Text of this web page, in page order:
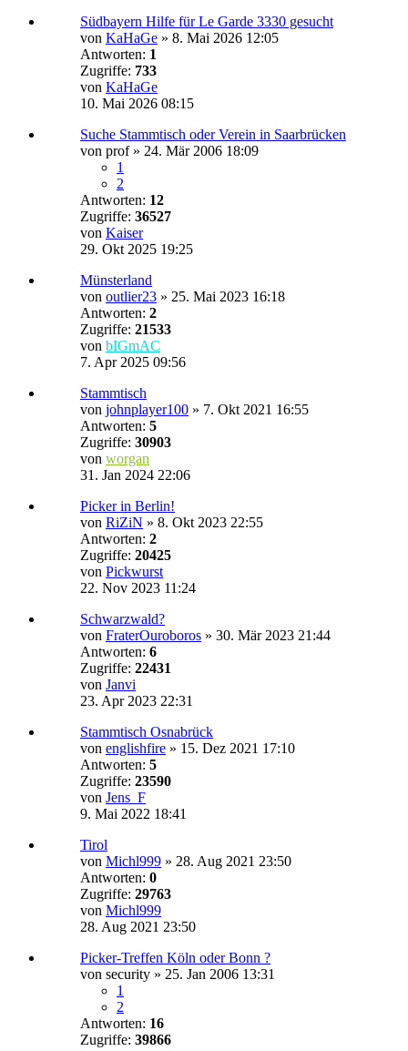
Südbayern Hilfe für Le Garde 3330 gesucht
von KaHaGe » 8. Mai 2026 12:05
Antworten: 1
Zugriffe: 733
von KaHaGe
10. Mai 2026 08:15
Suche Stammtisch oder Verein in Saarbrücken
von prof» 24. Mär 2006 18:09
1
2
Antworten: 12
Zugriffe: 36527
von Kaiser
29. Okt 2025 19:25
Münsterland
von outlier23 » 25. Mai 2023 16:18
Antworten: 2
Zugriffe: 21533
von bIGmAC
7. Apr 2025 09:56
Stammtisch
von johnplayer100 » 7. Okt 2021 16:55
Antworten: 5
Zugriffe: 30903
von worgan
31. Jan 2024 22:06
Picker in Berlin!
von RiZiN » 8. Okt 2023 22:55
Antworten: 2
Zugriffe: 20425
von Pickwurst
22. Nov 2023 11:24
Schwarzwald?
von FraterOuroboros » 30. Mär 2023 21:44
Antworten: 6
Zugriffe: 22431
von Janvi
23. Apr 2023 22:31
Stammtisch Osnabrück
von englishfire » 15. Dez 2021 17:10
Antworten: 5
Zugriffe: 23590
von Jens_F
9. Mai 2022 18:41
Tirol
von Michl999 » 28. Aug 2021 23:50
Antworten: 0
Zugriffe: 29763
von Michl999
28. Aug 2021 23:50
Picker-Treffen Köln oder Bonn ?
von security » 25. Jan 2006 13:31
1
2
Antworten: 16
Zugriffe: 39866